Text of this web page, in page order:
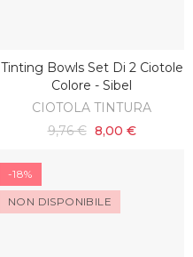
AGGIUNGI AL CARRELLO
Tinting Bowls Set Di 2 Ciotole
Colore - Sibel
CIOTOLA TINTURA
9,76 € 8,00 €
-18%
NON DISPONIBILE